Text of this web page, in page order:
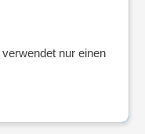
nur einen